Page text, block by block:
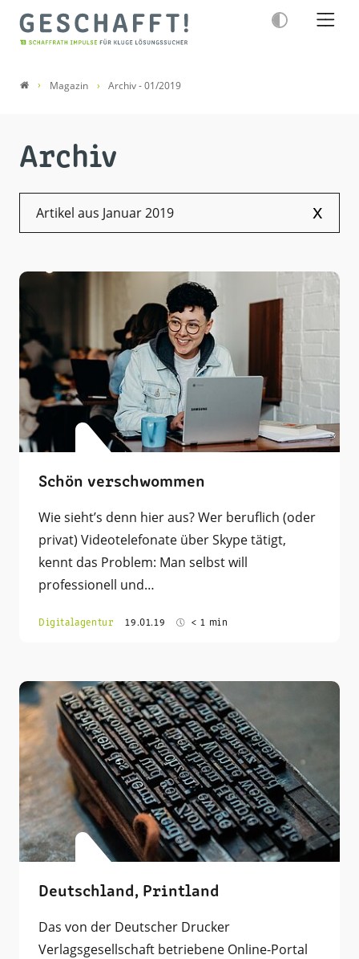
Magazin Archiv - 01/2019
Archiv
Artikel aus Januar 2019 x
Schön verschwommen
Wie sieht’s denn hier aus? Wer beruflich (oder
privat) Videotelefonate über Skype tätigt,
kennt das Problem: Man selbst will
professionell und…
Digitalagentur 19.01.19 < 1 min
Deutschland, Printland
Das von der Deutscher Drucker
Verlagsgesellschaft betriebene Online-Portal